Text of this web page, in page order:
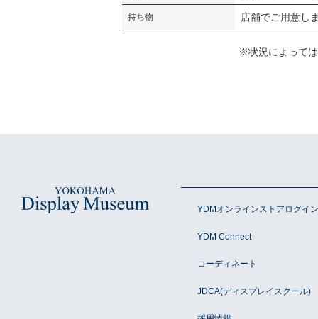
持ち物 店舗でご用意し
※状況によって
YDMオンラインストアログイン
YDM Connect
コーディネート
JDCA(ディスプレイスクール)